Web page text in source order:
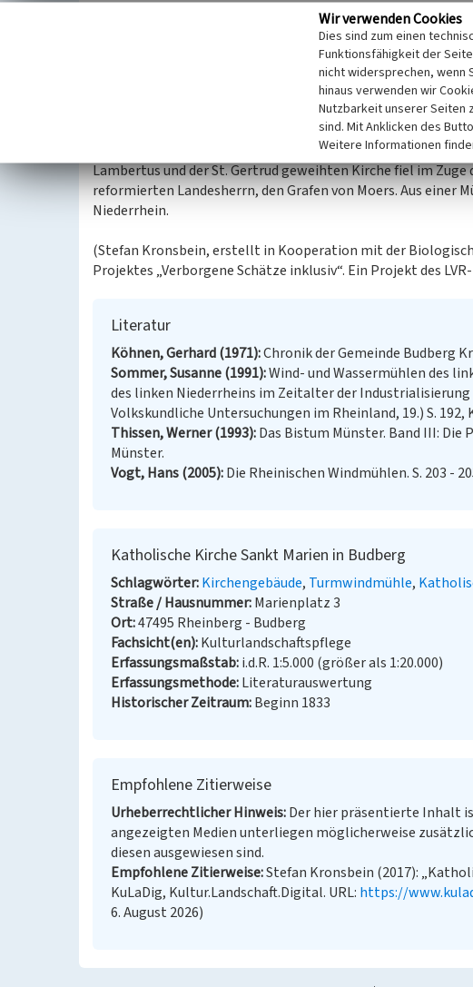
Am 8. Mai 1949, auf den Tag genau vier Jahre nach der
Münsteraner Weihbischof geweiht. Sogar ein eigenes
„Wo einst eine Mühle stand, / die ragte weit hinaus ins Land,
steht jetzt ein Kirchlein schlicht und fein, / von Moos bekränzt
Bergschäden führten 1985 zu größeren Reparaturarbeiten,
So mussten fast 400 Jahre vergehen, bis Budberg wieder
Lambertus und der St. Gertrud geweihten Kirche fiel im
reformierten Landesherrn, den Grafen von Moers. Aus einer
Niederrhein.
(Stefan Kronsbein, erstellt in Kooperation mit der
Projektes „Verborgene Schätze inklusiv“. Ein Projekt des
Literatur
Köhnen, Gerhard (1971) Chronik der Gemeinde Budberg
Sommer, Susanne (1991) Wind- und Wassermühlen des
des linken Niederrheins im Zeitalter der Industrialisierung
Volkskundliche Untersuchungen im Rheinland, 19.) S. 192,
Thissen, Werner (1993) Das Bistum Münster. Band III: Die
Münster.
Vogt, Hans (2005) Die Rheinischen Windmühlen. S. 203 -
Katholische Kirche Sankt Marien in Budberg
Schlagwörter Kirchengebäude Turmwindmühle
Straße / Hausnummer Marienplatz 3
Ort 47495 Rheinberg - Budberg
Fachsicht(en) Kulturlandschaftspflege
Erfassungsmaßstab i.d.R. 1:5.000 (größer als 1:20.000)
Erfassungsmethode Literaturauswertung
Historischer Zeitraum Beginn 1833
Empfohlene Zitierweise
Urheberrechtlicher Hinweis Der hier präsentierte Inhalt
angezeigten Medien unterliegen möglicherweise
diesen ausgewiesen sind.
Empfohlene Zitierweise Stefan Kronsbein (2017):
KuLaDig, Kultur.Landschaft.Digital. URL: https://
6. August 2026)
Wir verwenden Cookies
Dies sind zum einen
Funktionsfähigkeit der
nicht widersprechen, wenn
hinaus verwenden wir
Nutzbarkeit unserer Seiten
sind. Mit Anklicken des
Weitere Informationen